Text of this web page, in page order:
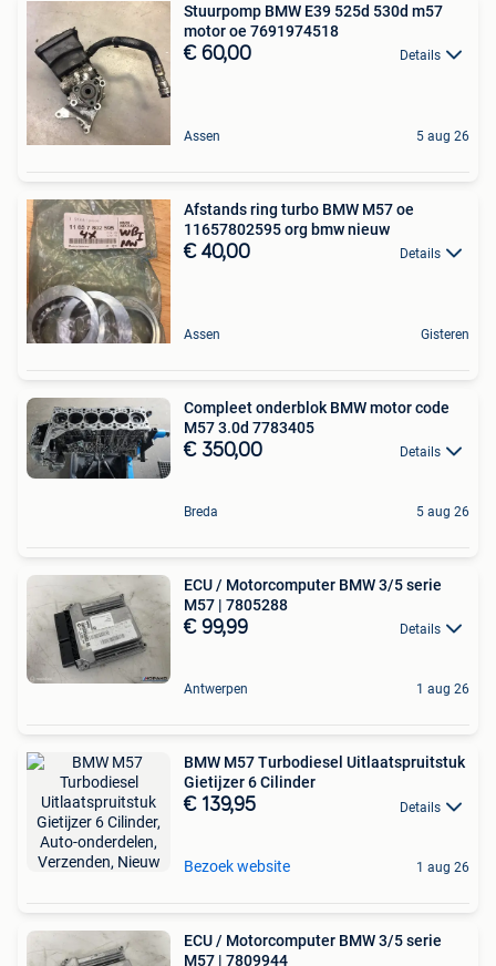
Stuurpomp BMW E39 525d 530d m57
motor oe 7691974518
€ 60,00 Details
Assen 5 aug 26
Afstands ring turbo BMW M57 oe
11657802595 org bmw nieuw
€ 40,00 Details
Assen Gisteren
Compleet onderblok BMW motor code
M57 3.0d 7783405
€ 350,00 Details
Breda 5 aug 26
ECU / Motorcomputer BMW 3/5 serie
M57 | 7805288
€ 99,99 Details
Antwerpen 1 aug 26
BMW M57 Turbodiesel Uitlaatspruitstuk
Gietijzer 6 Cilinder
€ 139,95 Details
Bezoek website 1 aug 26
ECU / Motorcomputer BMW 3/5 serie
M57 | 7809944